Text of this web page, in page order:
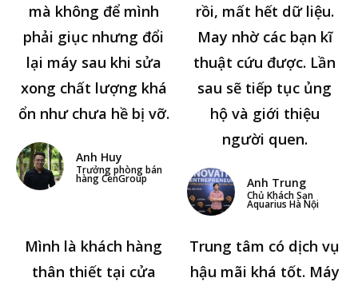
mà không để mình
phải giục nhưng đổi
lại máy sau khi sửa
xong chất lượng khá
ổn như chưa hề bị vỡ.
Anh Huy
Trưởng phòng bán
hàng CenGroup
rồi, mất hết dữ liệu.
May nhờ các bạn kĩ
thuật cứu được. Lần
sau sẽ tiếp tục ủng
hộ và giới thiệu
người quen.
Anh Trung
Chủ Khách Sạn
Aquarius Hà Nội
Mình là khách hàng
thân thiết tại cửa
Trung tâm có dịch vụ
hậu mãi khá tốt. Máy